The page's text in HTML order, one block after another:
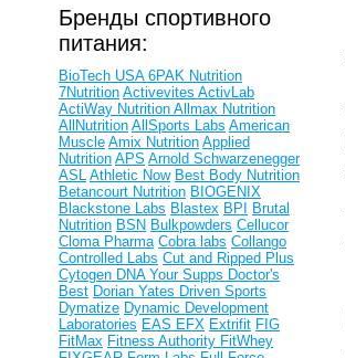
Бренды спортивного
питания:
BioTech USA 6PAK Nutrition
7Nutrition Activevites ActivLab
ActiWay Nutrition Allmax Nutrition
AllNutrition AllSports Labs American
Muscle Amix Nutrition Applied
Nutrition APS Arnold Schwarzenegger
ASL Athletic Now Best Body Nutrition
Betancourt Nutrition BIOGENIX
Blackstone Labs Blastex BPI
Brutal
Nutrition BSN Bulkpowders Cellucor
Cloma Pharma Cobra labs Collango
Controlled Labs Cut and Ripped Plus
Cytogen DNA Your Supps Doctor's
Best Dorian Yates Driven Sports
Dymatize Dynamic Development
Laboratories EAS EFX Extrifit FIG
FitMax Fitness Authority FitWhey